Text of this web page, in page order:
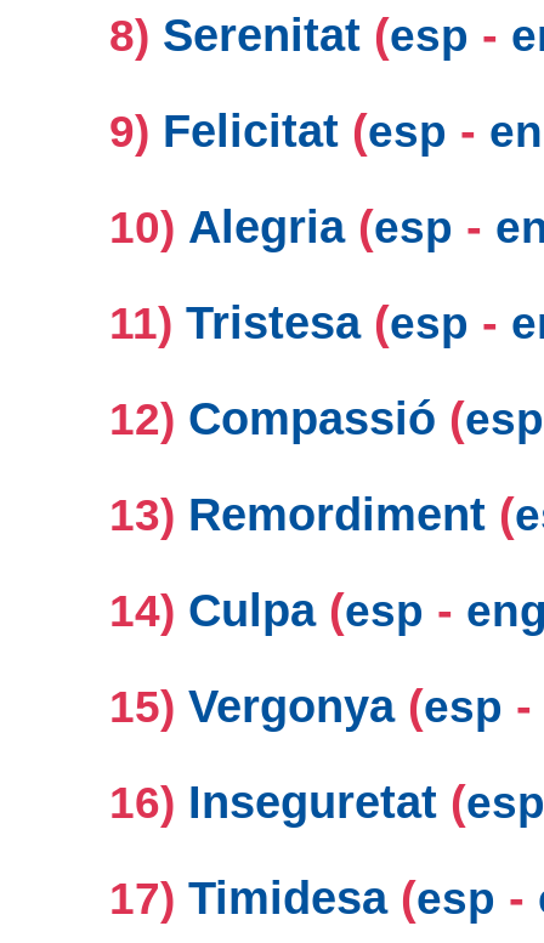
8) Serenitat (esp -
9) Felicitat (esp -
10) Alegria (esp -
11) Tristesa (esp -
12) Compassió (esp
13) Remordiment (
14) Culpa (esp -
15) Vergonya (esp -
16) Inseguretat (esp
17) Timidesa (esp -